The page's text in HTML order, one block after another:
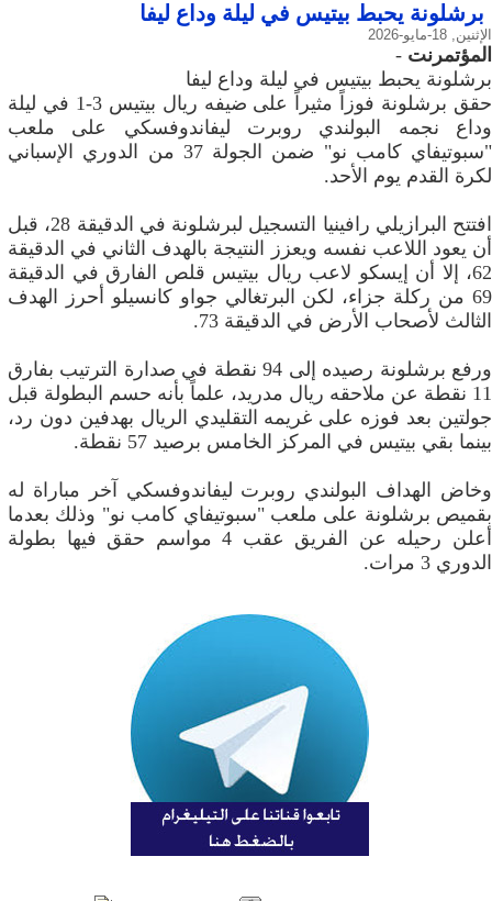
برشلونة يحبط بيتيس في ليلة وداع ليفا
الإثنين, 18-مايو-2026
المؤتمرنت -
برشلونة يحبط بيتيس في ليلة وداع ليفا
حقق برشلونة فوزاً مثيراً على ضيفه ريال بيتيس 3-1 في ليلة
وداع نجمه البولندي روبرت ليفاندوفسكي على ملعب
"سبوتيفاي كامب نو" ضمن الجولة 37 من الدوري الإسباني
لكرة القدم يوم الأحد.
افتتح البرازيلي رافينيا التسجيل لبرشلونة في الدقيقة 28، قبل
أن يعود اللاعب نفسه ويعزز النتيجة بالهدف الثاني في الدقيقة
62، إلا أن إيسكو لاعب ريال بيتيس قلص الفارق في الدقيقة
69 من ركلة جزاء، لكن البرتغالي جواو كانسيلو أحرز الهدف
الثالث لأصحاب الأرض في الدقيقة 73.
ورفع برشلونة رصيده إلى 94 نقطة في صدارة الترتيب بفارق
11 نقطة عن ملاحقه ريال مدريد، علماً بأنه حسم البطولة قبل
جولتين بعد فوزه على غريمه التقليدي الريال بهدفين دون رد،
بينما بقي بيتيس في المركز الخامس برصيد 57 نقطة.
وخاض الهداف البولندي روبرت ليفاندوفسكي آخر مباراة له
بقميص برشلونة على ملعب "سبوتيفاي كامب نو" وذلك بعدما
أعلن رحيله عن الفريق عقب 4 مواسم حقق فيها بطولة
الدوري 3 مرات.